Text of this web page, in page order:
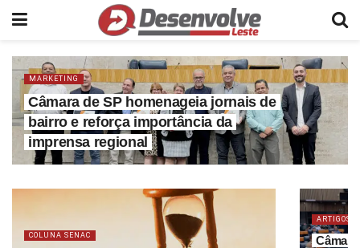
MARKETING
Câmara de SP homenageia jornais de
bairro e reforça importância da
imprensa regional
COLUNA SENAC
ARTIGOS